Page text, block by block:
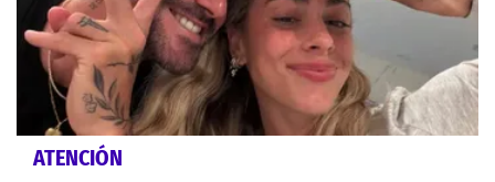
ATENCIÓN